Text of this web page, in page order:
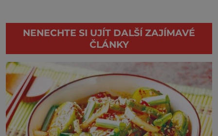
NENECHTE SI UJÍT DALŠÍ ZAJÍMAVÉ
ČLÁNKY